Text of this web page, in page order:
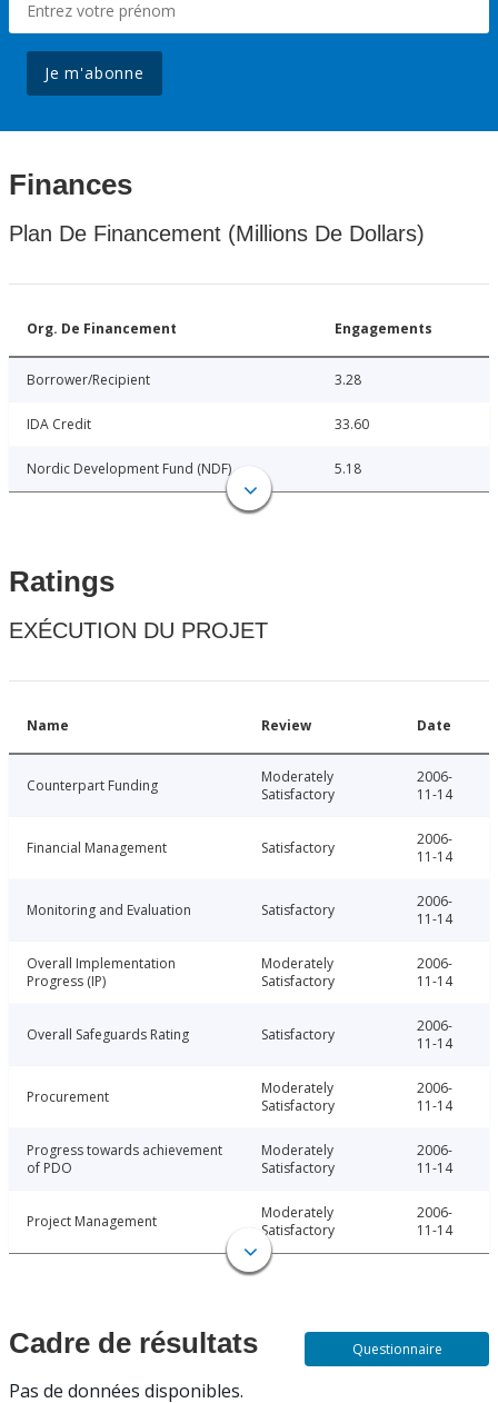
Je m'abonne
Finances
Plan De Financement (Millions De Dollars)
Org. De Financement Engagements
Borrower/Recipient 3.28
IDA Credit 33.60
Nordic Development Fund (NDF) 5.18
Ratings
EXÉCUTION DU PROJET
Name Review Date
Counterpart Funding
Moderately
Satisfactory
2006-
11-14
Financial Management Satisfactory
2006-
11-14
Monitoring and Evaluation Satisfactory
2006-
11-14
Overall Implementation
Progress (IP)
Moderately
Satisfactory
2006-
11-14
Overall Safeguards Rating Satisfactory
2006-
11-14
Procurement
Moderately
Satisfactory
2006-
11-14
Progress towards achievement
of PDO
Moderately
Satisfactory
2006-
11-14
Project Management
Moderately
Satisfactory
2006-
11-14
Cadre de résultats
Pas de données disponibles.
Questionnaire